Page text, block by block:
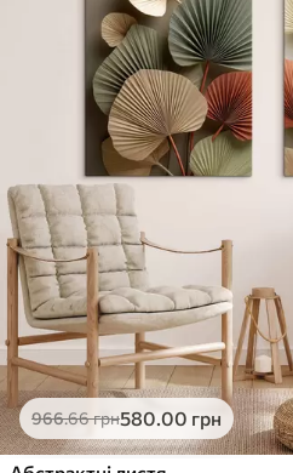
966.66грн580.00 грн